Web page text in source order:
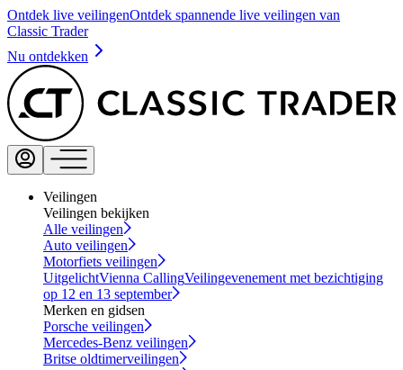
Ontdek live veilingenOntdek spannende live veilingen van
Classic Trader
Nu ontdekken
Veilingen
Veilingen bekijken
Alle veilingen
Auto veilingen
Motorfiets veilingen
UitgelichtVienna CallingVeilingevenement met bezichtiging
op 12 en 13 september
Merken en gidsen
Porsche veilingen
Mercedes-Benz veilingen
Britse oldtimerveilingen